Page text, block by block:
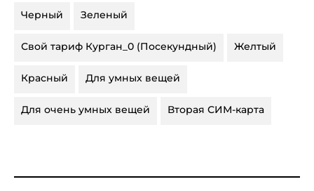
Черный Зеленый
Свой тариф Курган_0 (Посекундный) Желтый
Красный Для умных вещей
Для очень умных вещей Вторая СИМ-карта